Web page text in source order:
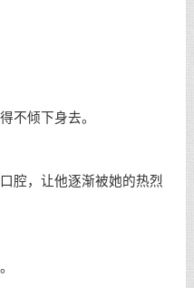
不倾下身去。
腔，让他逐渐被她的热烈